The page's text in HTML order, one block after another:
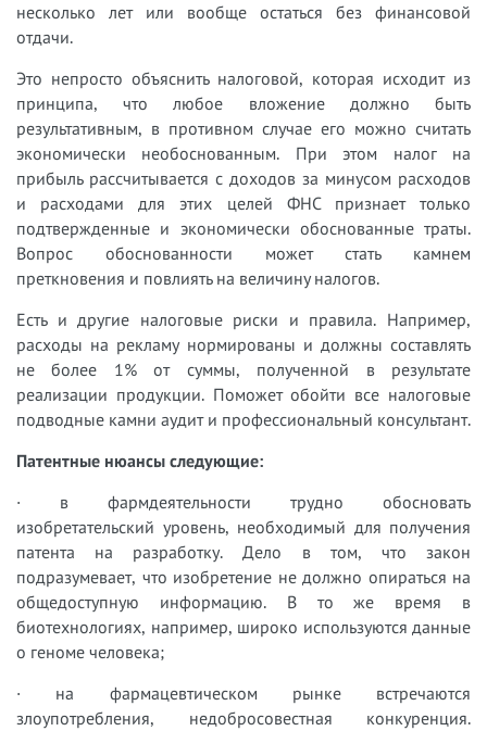
несколько лет или вообще остаться без финансовой
отдачи.
Это непросто объяснить налоговой, которая исходит из
принципа, что любое вложение должно быть
результативным, в противном случае его можно считать
экономически необоснованным. При этом налог на
прибыль рассчитывается с доходов за минусом расходов
и расходами для этих целей ФНС признает только
подтвержденные и экономически обоснованные траты.
Вопрос обоснованности может стать камнем
преткновения и повлиять на величину налогов.
Есть и другие налоговые риски и правила. Например,
расходы на рекламу нормированы и должны составлять
не более 1% от суммы, полученной в результате
реализации продукции. Поможет обойти все налоговые
подводные камни аудит и профессиональный консультант.
Патентные нюансы следующие:
· в фармдеятельности трудно обосновать
изобретательский уровень, необходимый для получения
патента на разработку. Дело в том, что закон
подразумевает, что изобретение не должно опираться на
общедоступную информацию. В то же время в
биотехнологиях, например, широко используются данные
о геноме человека;
· на фармацевтическом рынке встречаются
злоупотребления, недобросовестная конкуренция.